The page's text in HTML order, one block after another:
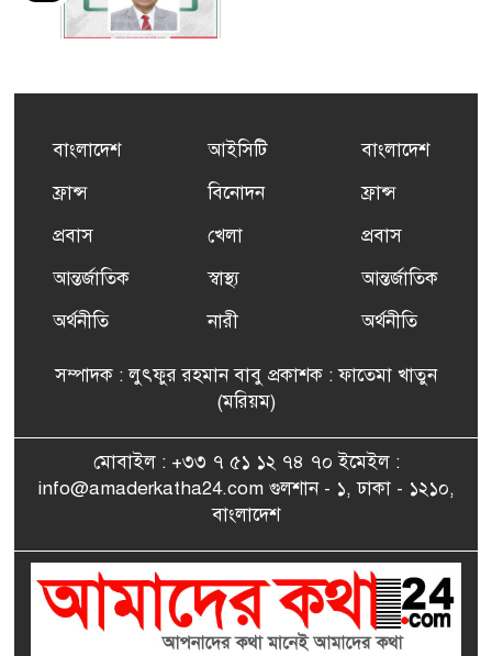
৫
এর সম্পূর্ণ বিনামূল্যের সুশি
ফ্রান্সসহ ইউরোপীয় দেশসমূহে
দাবদাহ: কারণ, প্রভাব ও করণীয়
ফ্রান্সে সংবর্ধিত হলেন যুক্তরাজ্য
বিএনপি’র আহ্বায়ক কমিটির
সাংবাদিকতায় কৃতিত্বের পুরস্কার
এমপি মমতাজ আলোকে
জেলা প্রবাসী এসোসিয়েশন’
বেদে সম্প্রদায় নিয়ে প্যারিসে
তথ্য-চলচ্চিত্র “ভাসমান জীবন”
বাংলাদেশ
ফ্রান্স
প্রবাস
আন্তর্জাতিক
অর্থনীতি
আইসিটি
বিনোদন
খেলা
স্বাস্থ্য
নারী
বাংলাদেশ
ফ্রান্স
প্রবাস
আন্তর্জাতিক
অর্থনীতি
সম্পাদক : লুৎফুর রহমান বাবু প্রকাশক : ফাতেমা খাতুন
(মরিয়ম)
মোবাইল : +৩৩ ৭ ৫১ ১২ ৭৪ ৭০ ইমেইল :
info@amaderkatha24.com গুলশান - ১, ঢাকা - ১২১০,
বাংলাদেশ